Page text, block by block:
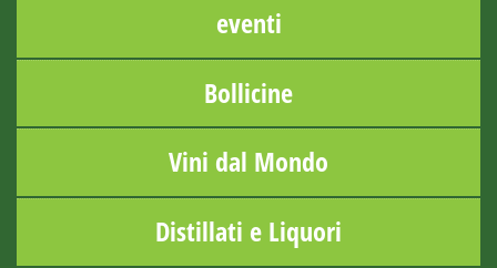
eventi
Bollicine
Vini dal Mondo
Distillati e Liquori